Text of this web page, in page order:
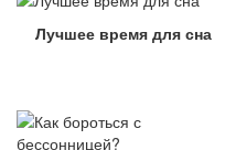
Лучшее время для сна